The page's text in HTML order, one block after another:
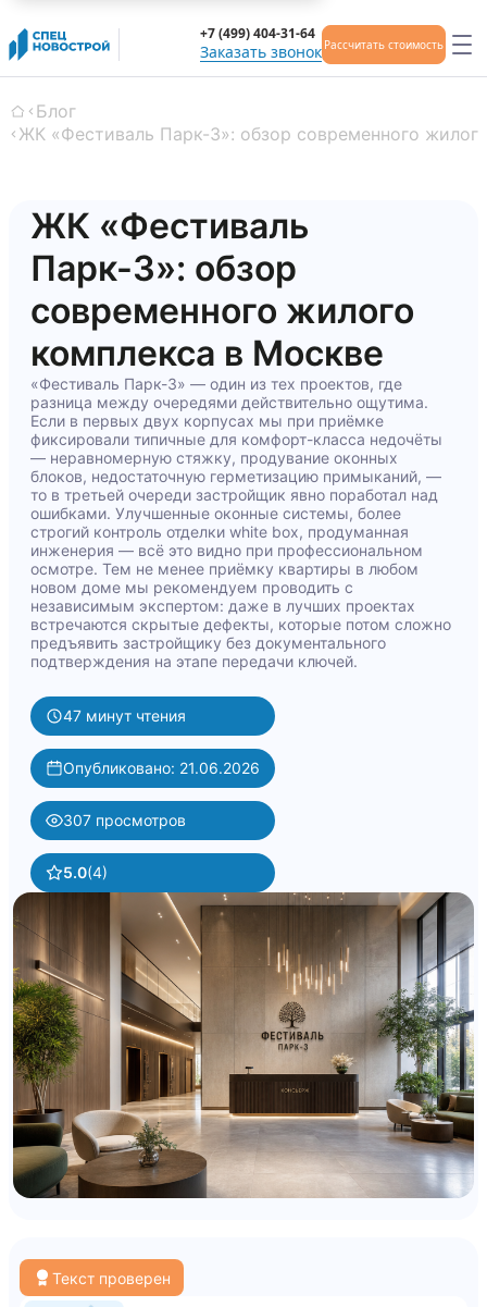
Заказать звонок
+7 (499) 404-31-64
Рассчитать стоимость
Главная
Блог
ЖК «Фестиваль Парк-3»: обзор современного
ЖК «Фестиваль
Парк-3»: обзор
современного жилого
комплекса в Москве
«Фестиваль Парк-3» — один из тех проектов, где
разница между очередями действительно ощутима.
Если в первых двух корпусах мы при приёмке
фиксировали типичные для комфорт-класса недочёты
— неравномерную стяжку, продувание оконных
блоков, недостаточную герметизацию примыканий, —
то в третьей очереди застройщик явно поработал над
ошибками. Улучшенные оконные системы, более
строгий контроль отделки white box, продуманная
инженерия — всё это видно при профессиональном
осмотре. Тем не менее приёмку квартиры в любом
новом доме мы рекомендуем проводить с
независимым экспертом: даже в лучших проектах
встречаются скрытые дефекты, которые потом сложно
предъявить застройщику без документального
подтверждения на этапе передачи ключей.
47 минут чтения
Опубликовано: 21.06.2026
307 просмотров
5.0(4)
Текст проверен